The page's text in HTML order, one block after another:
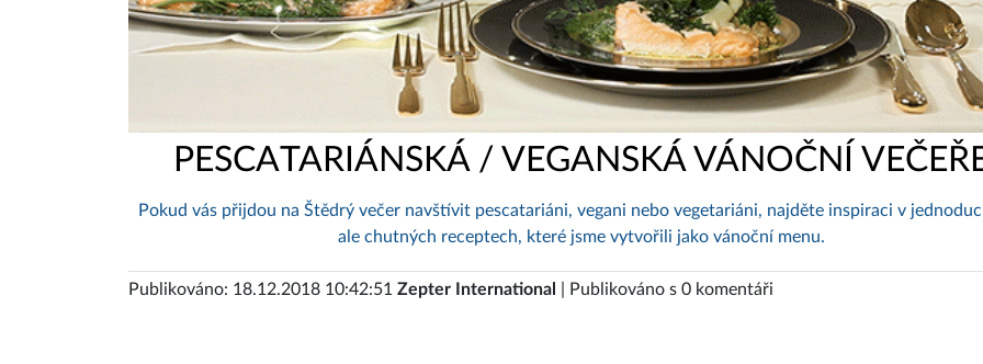
PESCATARIÁNSKÁ / VEGANSKÁ VÁNOČNÍ
Pokud vás přijdou na Štědrý večer navštívit pescatariáni, vegani nebo vegetariáni, najděte inspiraci v
ale chutných receptech, které jsme vytvořili jako vánoční menu.
Publikováno: 18.12.2018 10:42:51 Zepter International | Publikováno s 0 komentáři